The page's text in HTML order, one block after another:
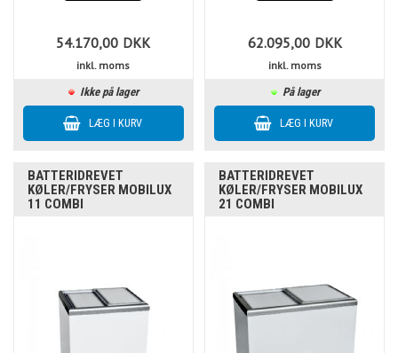
54.170,00 DKK
inkl. moms
Ikke på lager
62.095,00 DKK
inkl. moms
På lager
BATTERIDREVET
KØLER/FRYSER MOBILUX
11 COMBI
BATTERIDREVET
KØLER/FRYSER MOBILUX
21 COMBI